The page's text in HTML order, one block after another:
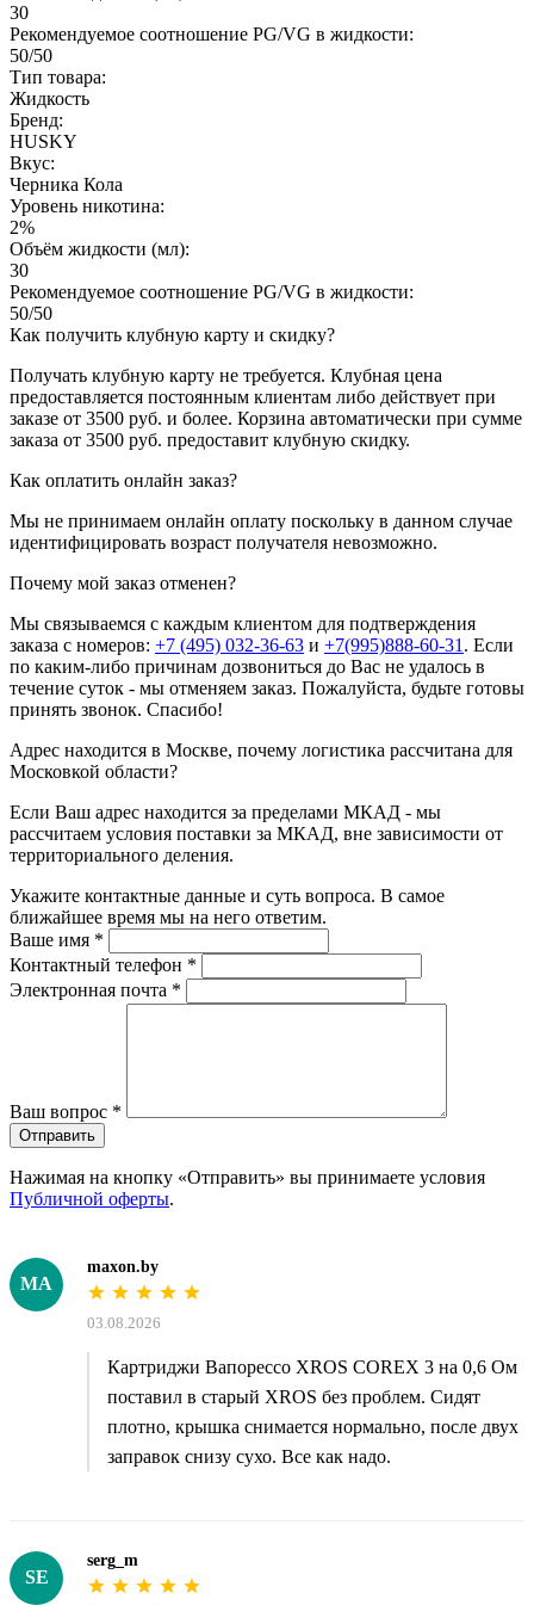
30
Рекомендуемое соотношение PG/VG в жидкости:
50/50
Тип товара:
Жидкость
Бренд:
HUSKY
Вкус:
Черника Кола
Уровень никотина:
2%
Объём жидкости (мл):
30
Рекомендуемое соотношение PG/VG в жидкости:
50/50
Как получить клубную карту и скидку?
Получать клубную карту не требуется. Клубная цена
предоставляется постоянным клиентам либо действует при
заказе от 3500 руб. и более. Корзина автоматически при сумме
заказа от 3500 руб. предоставит клубную скидку.
Как оплатить онлайн заказ?
Мы не принимаем онлайн оплату поскольку в данном случае
идентифицировать возраст получателя невозможно.
Почему мой заказ отменен?
Мы связываемся с каждым клиентом для подтверждения
заказа с номеров: +7 (495) 032-36-63 и +7(995)888-60-31 . Если
по каким-либо причинам дозвониться до Вас не удалось в
течение суток - мы отменяем заказ. Пожалуйста, будьте готовы
принять звонок. Спасибо!
Адрес находится в Москве, почему логистика рассчитана для
Московкой области?
Если Ваш адрес находится за пределами МКАД - мы
рассчитаем условия поставки за МКАД, вне зависимости от
территориального деления.
Укажите контактные данные и суть вопроса. В самое
ближайшее время мы на него ответим.
Ваше имя *
Контактный телефон *
Электронная почта *
Ваш вопрос *
Отправить
Нажимая на кнопку «Отправить» вы принимаете условия
Публичной оферты.
MA
maxon.by
03.08.2026
Картриджи Вапорессо XROS COREX 3 на 0,6 Ом
поставил в старый XROS без проблем. Сидят
плотно, крышка снимается нормально, после двух
заправок снизу сухо. Все как надо.
SE
serg_m